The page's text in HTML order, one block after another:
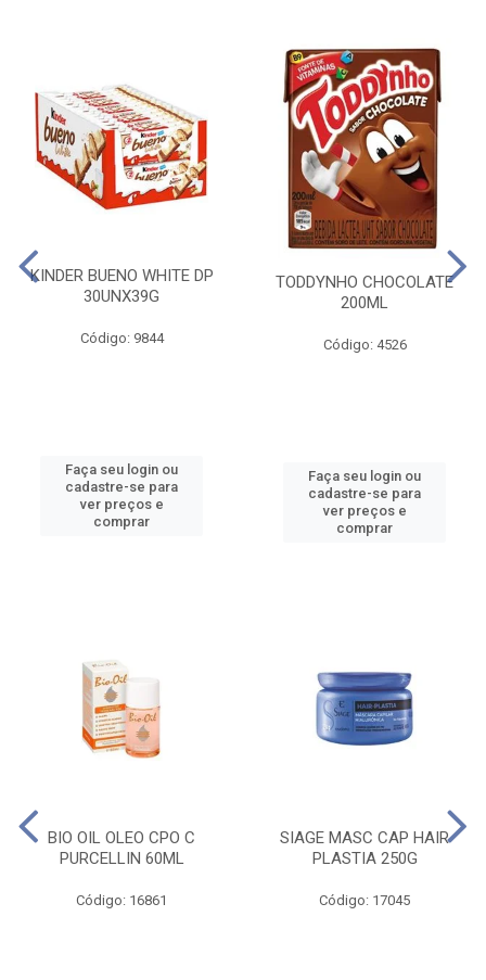
KINDER BUENO WHITE DP
30UNX39G
Código: 9844
Faça seu login ou
cadastre-se para
ver preços e
comprar
TODDYNHO CHOCOLATE
200ML
Código: 4526
Faça seu login ou
cadastre-se para
ver preços e
comprar
BIO OIL OLEO CPO C
PURCELLIN 60ML
Código: 16861
SIAGE MASC CAP HAIR
PLASTIA 250G
Código: 17045